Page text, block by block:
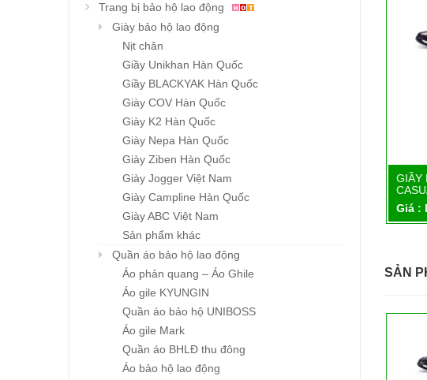
Trang bị bảo hộ lao động
Giày bảo hộ lao động
Nịt chân
Giầy Unikhan Hàn Quốc
Giầy BLACKYAK Hàn Quốc
Giày COV Hàn Quốc
Giày K2 Hàn Quốc
Giày Nepa Hàn Quốc
Giày Ziben Hàn Quốc
Giày Jogger Việt Nam
Giày Campline Hàn Quốc
Giày ABC Việt Nam
Sản phẩm khác
Quần áo bảo hộ lao động
Áo phản quang – Áo Ghile
Áo gile KYUNGIN
Quần áo bảo hộ UNIBOSS
Áo gile Mark
Quần áo BHLĐ thu đông
Áo bảo hộ lao động
Chi tiết
GIẦY HÀN QUỐC
CASUAL ZB-S001
GIẦY
Giá :
SẢN